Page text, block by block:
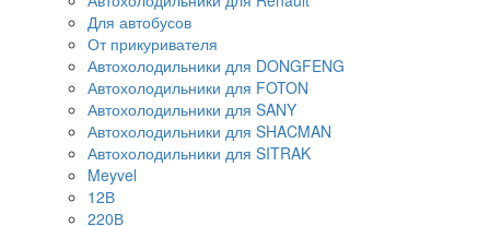
Для автобусов
От прикуривателя
Автохолодильники для DONGFENG
Автохолодильники для FOTON
Автохолодильники для SANY
Автохолодильники для SHACMAN
Автохолодильники для SITRAK
Meyvel
12В
220В